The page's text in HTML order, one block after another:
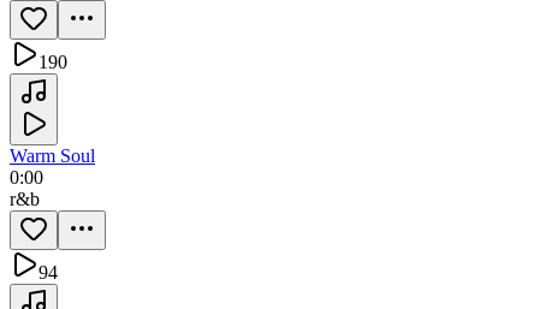
190
Warm Soul
0:00
r&b
94